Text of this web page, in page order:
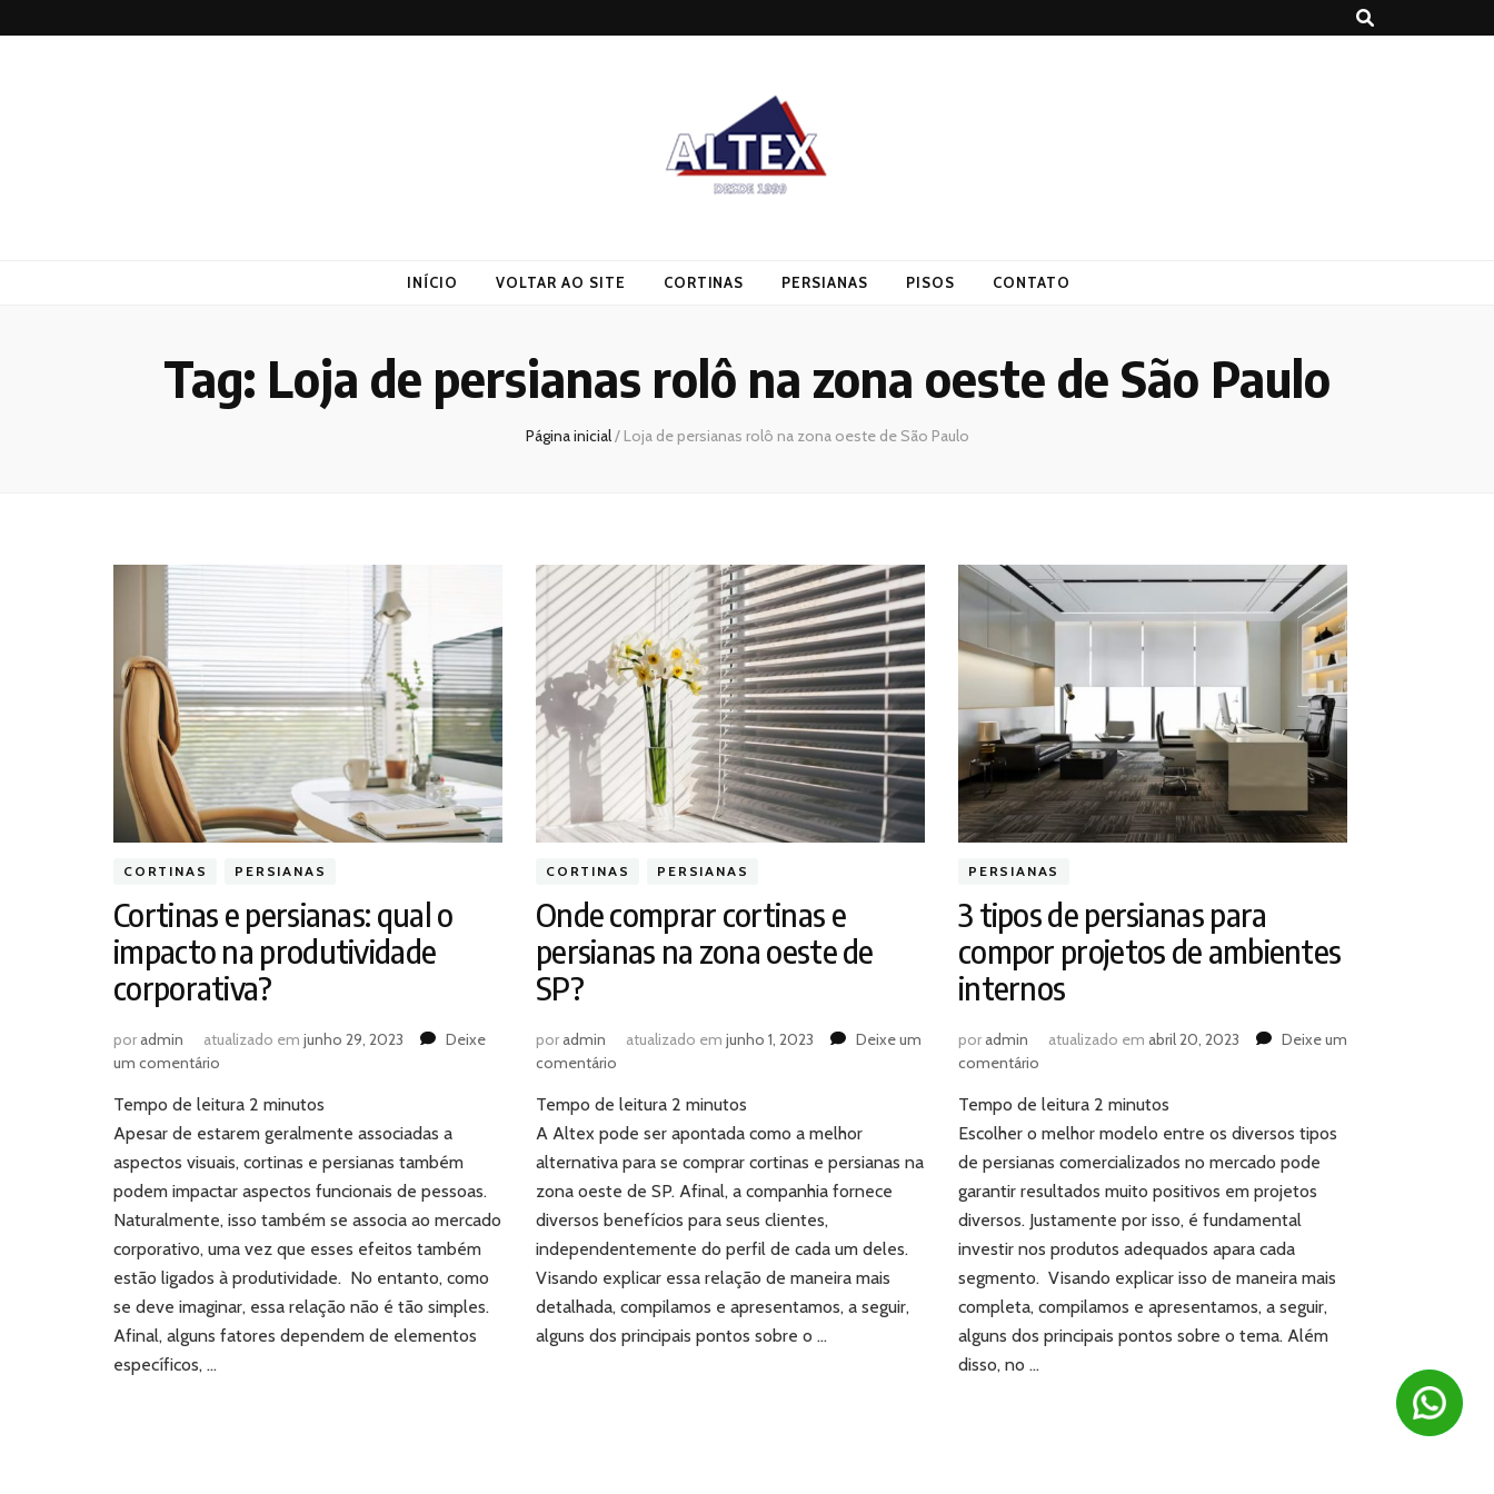
INÍCIO VOLTAR AO SITE CORTINAS PERSIANAS PISOS CONTATO
Tag: Loja de persianas rolô na zona oeste de São Paulo
Página inicial/ Loja de persianas rolô na zona oeste de São Paulo
CORTINAS PERSIANAS
Cortinas e persianas: qual o
impacto na produtividade
corporativa?
poradmin atualizado em junho 29, 2023
Deixe
um comentário
e
persianas:
qual
impacto
na
produtividade
corporativa?
Tempo de leitura 2 minutos
Apesar de estarem geralmente associadas a
aspectos visuais, cortinas e persianas também
podem impactar aspectos funcionais de pessoas.
Naturalmente, isso também se associa ao mercado
corporativo, uma vez que esses efeitos também
estão ligados à produtividade. No entanto, como
se deve imaginar, essa relação não é tão simples.
Afinal, alguns fatores dependem de elementos
específicos, …
CORTINAS PERSIANAS
Onde comprar cortinas e
persianas na zona oeste de
SP?
poradmin atualizado em junho 1, 2023
Deixe um
comentárioem
comprar
cortinas
persianas
na
zona
oeste
de
SP?
Tempo de leitura 2 minutos
A Altex pode ser apontada como a melhor
alternativa para se comprar cortinas e persianas na
zona oeste de SP. Afinal, a companhia fornece
diversos benefícios para seus clientes,
independentemente do perfil de cada um deles.
Visando explicar essa relação de maneira mais
detalhada, compilamos e apresentamos, a seguir,
alguns dos principais pontos sobre o …
PERSIANAS
3 tipos de persianas para
compor projetos de ambientes
internos
poradmin atualizado em abril 20, 2023
Deixe um
comentárioem
tipos
de
compor
projetos
de
ambientes
Tempo de leitura 2 minutos
Escolher o melhor modelo entre os diversos tipos
de persianas comercializados no mercado pode
garantir resultados muito positivos em projetos
diversos. Justamente por isso, é fundamental
investir nos produtos adequados apara cada
segmento. Visando explicar isso de maneira mais
completa, compilamos e apresentamos, a seguir,
alguns dos principais pontos sobre o tema. Além
disso, no …